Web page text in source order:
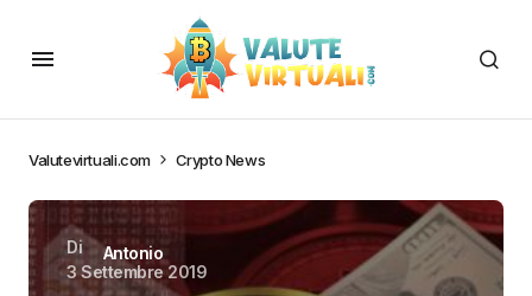
Valutevirtuali.com Crypto News
Di
Antonio
3 Settembre 2019